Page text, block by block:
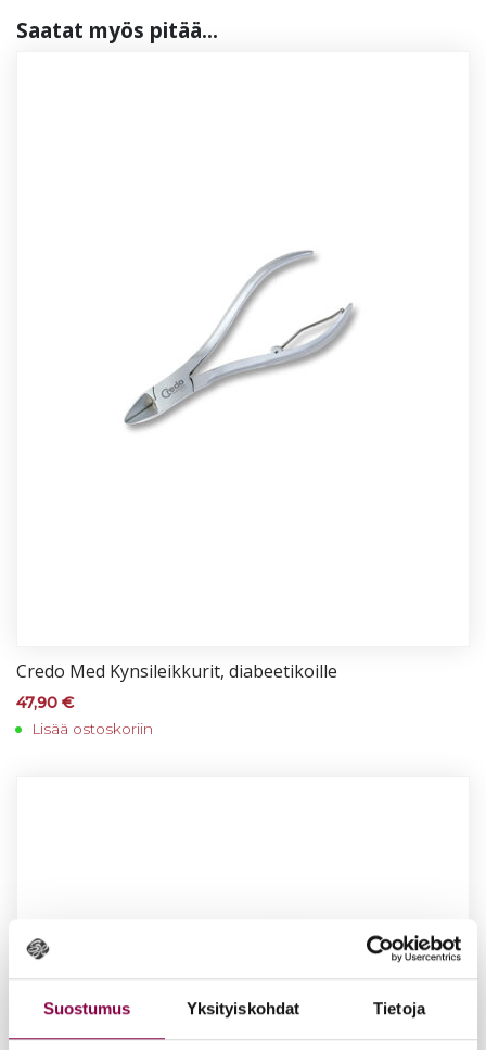
Suostumus Yksityiskohdat Tietoja
Saa­tat myös pi­tää...
Cre­do Med Kyn­si­leik­ku­rit, dia­bee­ti­koil­le
47,90 €
Lisää ostoskoriin